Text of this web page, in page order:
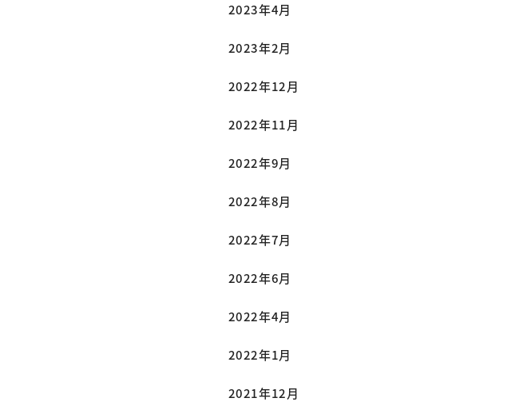
2023年4月
2023年2月
2022年12月
2022年11月
2022年9月
2022年8月
2022年7月
2022年6月
2022年4月
2022年1月
2021年12月